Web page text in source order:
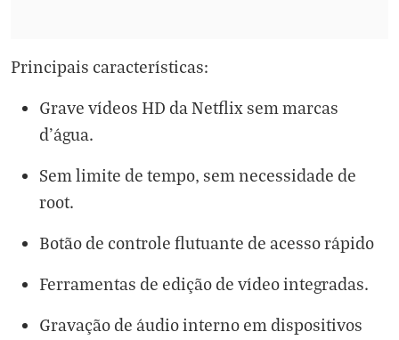
Principais características:
Grave vídeos HD da Netflix sem marcas
d'água.
Sem limite de tempo, sem necessidade de
root.
Botão de controle flutuante de acesso rápido
Ferramentas de edição de vídeo integradas.
Gravação de áudio interno em dispositivos